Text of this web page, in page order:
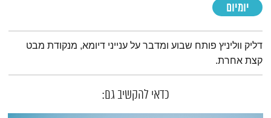
יומיום
תמצית הפודקאסט
דליק ווליניץ פותח שבוע ומדבר על ענייני דיומא, מנקודת מבט
קצת אחרת.
כדאי להקשיב גם: